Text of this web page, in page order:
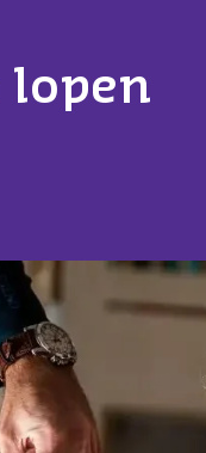
Vakantie en vrije
Handige apps
lopen